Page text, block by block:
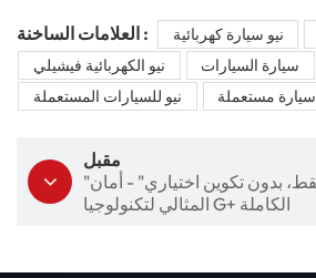
العلامات الساخنة : نيو سيارة كهربائية
نيو الكهربائية فيشيلي
سيارة السيارات
نيو للسيارات المستعملة
سيارة مستعملة
مقبل
"التكوين القياسي فقط، بدون تكوين اختياري" - أمان L6
المثالي لتكنولوجيا G+ الكاملة